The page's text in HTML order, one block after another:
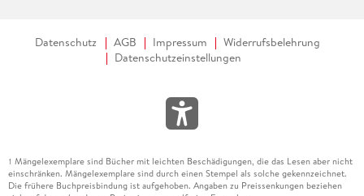
Datenschutz AGB Impressum
Widerrufsbelehrung
Datenschutzeinstellungen
1 Mängelexemplare sind Bücher mit leichten Beschädigungen, die das Lesen aber nicht
einschränken. Mängelexemplare sind durch einen Stempel als solche gekennzeichnet.
Die frühere Buchpreisbindung ist aufgehoben. Angaben zu Preissenkungen beziehen